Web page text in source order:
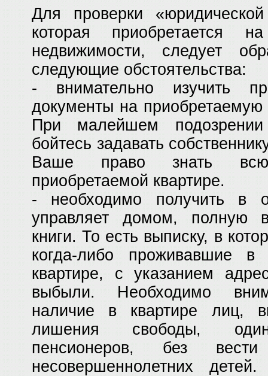
Для проверки
которая приобретается
недвижимости, следует
следующие обстоятельства:
- внимательно изучить
документы на приобретаемую
При малейшем
бойтесь задавать
Ваше право знать
приобретаемой квартире.
- необходимо получить в
управляет домом, полную
книги. То есть выписку, в
когда-либо проживавшие в
квартире, с указанием
выбыли. Необходимо
наличие в квартире лиц,
лишения свободы,
пенсионеров, без
несовершеннолетних